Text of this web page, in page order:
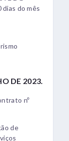
do mês
DE 2023.
nº
de